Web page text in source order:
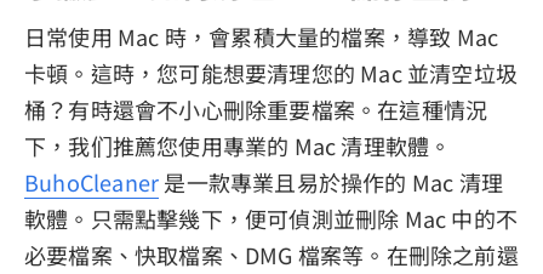
日常使用 Mac 時，會累積大量的檔案，導致 Mac
卡頓。這時，您可能想要清理您的 Mac 並清空垃圾
桶？有時還會不小心刪除重要檔案。在這種情況
下，我们推薦您使用專業的 Mac 清理軟體。
BuhoCleaner是一款專業且易於操作的 Mac 清理
軟體。只需點擊幾下，便可偵測並刪除 Mac 中的不
必要檔案、快取檔案、DMG 檔案等。在刪除之前還